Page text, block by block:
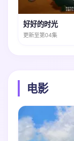
好好的时光
更新至第04集
电影